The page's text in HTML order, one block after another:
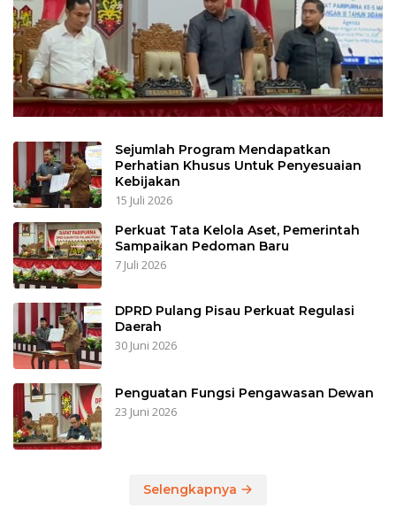
Sejumlah Program Mendapatkan
Perhatian Khusus Untuk Penyesuaian
Kebijakan
15 Juli 2026
Perkuat Tata Kelola Aset, Pemerintah
Sampaikan Pedoman Baru
7 Juli 2026
DPRD Pulang Pisau Perkuat Regulasi
Daerah
30 Juni 2026
Penguatan Fungsi Pengawasan Dewan
23 Juni 2026
Selengkapnya